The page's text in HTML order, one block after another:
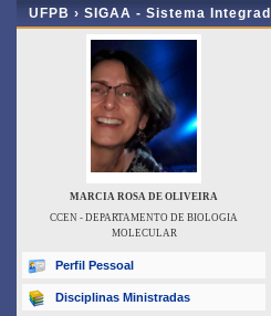
UFPB › SIGAA - Sistema
MARCIA ROSA DE OLIVEIRA
CCEN - DEPARTAMENTO DE BIOLOGIA
MOLECULAR
Perfil Pessoal
Disciplinas Ministradas